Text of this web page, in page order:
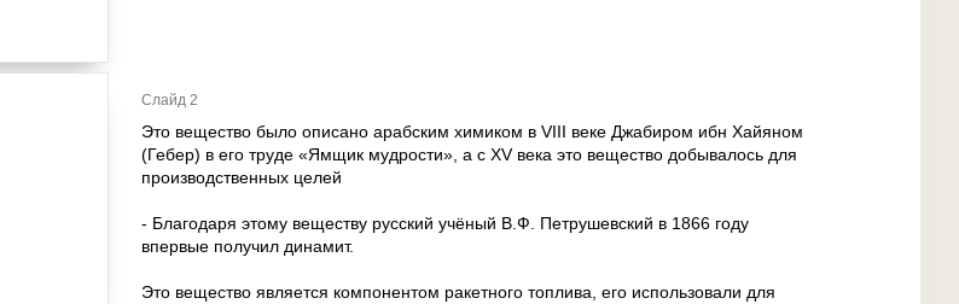
Слайд 2
Это вещество было описано арабским химиком в VIII веке Джабиром ибн Хайяном
(Гебер) в его труде «Ямщик мудрости», а с ХV века это вещество добывалось для
производственных целей
- Благодаря этому веществу русский учёный В.Ф. Петрушевский в 1866 году
впервые получил динамит.
Это вещество является компонентом ракетного топлива, его использовали для